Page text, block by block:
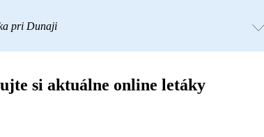
pri Dunaji
si aktuálne online letáky